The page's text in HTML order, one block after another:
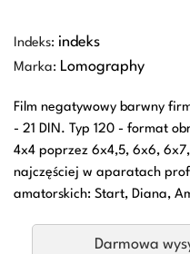
Indeks: indeks
Marka: Lomography
Film negatywowy barwny
- 21 DIN. Typ 120 - format
4x4 poprzez 6x4,5, 6x6,
najczęściej w aparatach
amatorskich: Start, Diana,
Darmowa